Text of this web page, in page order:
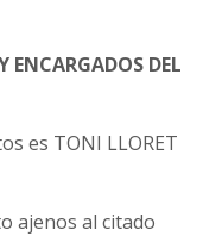
ENCARGADOS DEL
es TONI LLORET
ajenos al citado